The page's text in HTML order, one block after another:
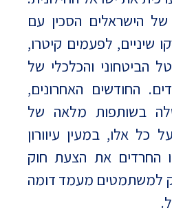
הישראלים הסכין עם
שיניים, לפעמים קיטרו,
הביטחוני והכלכלי של
החודשים האחרונים,
בשותפות מלאה של
כל אלו, במעין עיוורון
החרדים את הצעת חוק
למשתמטים מעמד דומה